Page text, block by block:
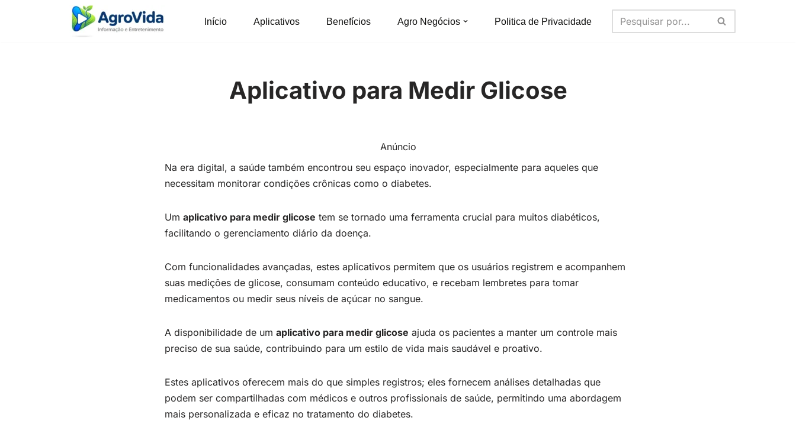
Início Aplicativos Benefícios Agro Negócios Politica de Privacidade
Aplicativo para Medir Glicose
Anúncio
Na era digital, a saúde também encontrou seu espaço inovador, especialmente para aqueles que
necessitam monitorar condições crônicas como o diabetes.
Um aplicativo para medir glicose tem se tornado uma ferramenta crucial para muitos diabéticos,
facilitando o gerenciamento diário da doença.
Com funcionalidades avançadas, estes aplicativos permitem que os usuários registrem e acompanhem
suas medições de glicose, consumam conteúdo educativo, e recebam lembretes para tomar
medicamentos ou medir seus níveis de açúcar no sangue.
A disponibilidade de um aplicativo para medir glicose ajuda os pacientes a manter um controle mais
preciso de sua saúde, contribuindo para um estilo de vida mais saudável e proativo.
Estes aplicativos oferecem mais do que simples registros; eles fornecem análises detalhadas que
podem ser compartilhadas com médicos e outros profissionais de saúde, permitindo uma abordagem
mais personalizada e eficaz no tratamento do diabetes.